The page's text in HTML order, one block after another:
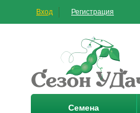
Вход Регистрация
Семена